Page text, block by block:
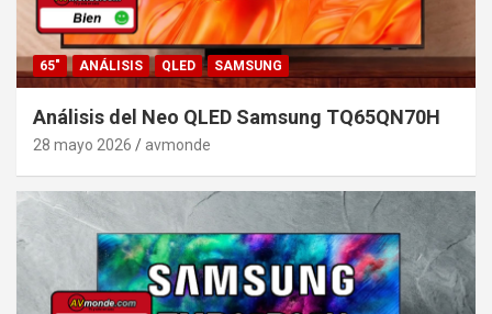
65" ANÁLISIS QLED SAMSUNG
Análisis del Neo QLED Samsung TQ65QN70H
28 mayo 2026 avmonde